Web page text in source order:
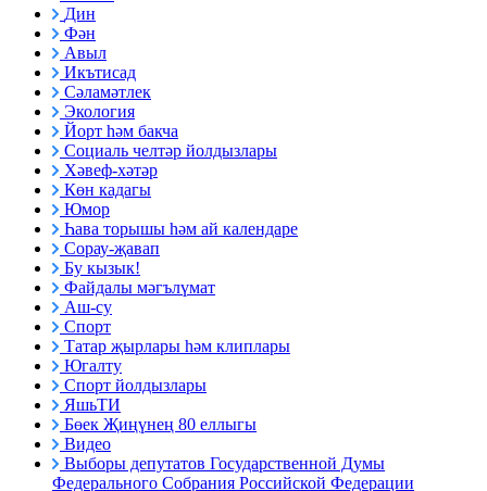
Дин
Фән
Авыл
Икътисад
Сәламәтлек
Экология
Йорт һәм бакча
Социаль челтәр йолдызлары
Хәвеф-хәтәр
Көн кадагы
Юмор
Һава торышы һәм ай календаре
Сорау-җавап
Бу кызык!
Файдалы мәгълүмат
Аш-су
Спорт
Татар җырлары һәм клиплары
Югалту
Спорт йолдызлары
ЯшьТИ
Бөек Җиңүнең 80 еллыгы
Видео
Выборы депутатов Государственной Думы
Федерального Собрания Российской Федерации